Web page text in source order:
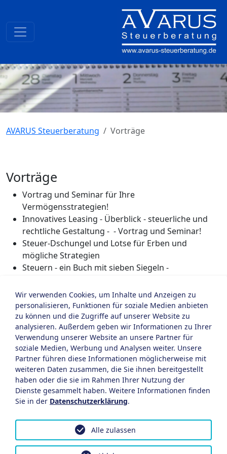
AVARUS Steuerberatung Vorträge
Vorträge
Vortrag und Seminar für Ihre
Vermögensstrategien!
Innovatives Leasing - Überblick - steuerliche und
rechtliche Gestaltung - - Vortrag und Seminar!
Steuer-Dschungel und Lotse für Erben und
mögliche Strategien
Steuern - ein Buch mit sieben Siegeln -
Anmeldung über unsere E-Mail Adresse:
bender[at]avarus-steuerberatung.de
AVARUS Steuerberatung
Prof. Dr. Hans Bender - Steuerberater
35394 Gießen, Pestalozzistr. 48
Telefon: 0641 97174062
Wir verwenden Cookies, um Inhalte und Anzeigen zu
personalisieren, Funktionen für soziale Medien anbieten
zu können und die Zugriffe auf unserer Website zu
analysieren. Außerdem geben wir Informationen zu Ihrer
Verwendung unserer Website an unsere Partner für
soziale Medien, Werbung und Analysen weiter. Unsere
Partner führen diese Informationen möglicherweise mit
weiteren Daten zusammen, die Sie ihnen bereitgestellt
haben oder die sie im Rahmen Ihrer Nutzung der
Dienste gesammelt haben. Weitere Informationen finden
Sie in der Datenschutzerklärung.
Alle zulassen